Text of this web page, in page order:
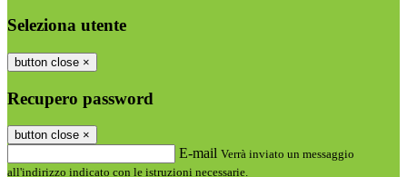
Seleziona utente
button close ×
Recupero password
button close ×
E-mail Verrà inviato un messaggio
all'indirizzo indicato con le istruzioni necessarie.